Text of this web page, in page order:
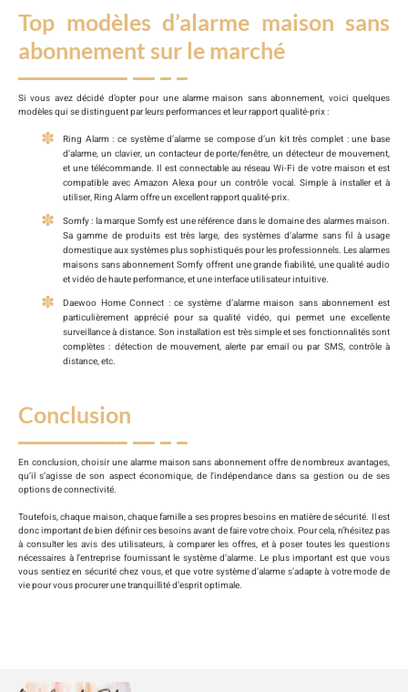
Top modèles d’alarme maison sans
abonnement sur le marché
Si vous avez décidé d’opter pour une alarme maison sans abonnement, voici quelques
modèles qui se distinguent par leurs performances et leur rapport qualité-prix :
Ring Alarm : ce système d’alarme se compose d’un kit très complet : une base
d’alarme, un clavier, un contacteur de porte/fenêtre, un détecteur de mouvement,
et une télécommande. Il est connectable au réseau Wi-Fi de votre maison et est
compatible avec Amazon Alexa pour un contrôle vocal. Simple à installer et à
utiliser, Ring Alarm offre un excellent rapport qualité-prix.
Somfy : la marque Somfy est une référence dans le domaine des alarmes maison.
Sa gamme de produits est très large, des systèmes d’alarme sans fil à usage
domestique aux systèmes plus sophistiqués pour les professionnels. Les alarmes
maisons sans abonnement Somfy offrent une grande fiabilité, une qualité audio
et vidéo de haute performance, et une interface utilisateur intuitive.
Daewoo Home Connect : ce système d’alarme maison sans abonnement est
particulièrement apprécié pour sa qualité vidéo, qui permet une excellente
surveillance à distance. Son installation est très simple et ses fonctionnalités sont
complètes : détection de mouvement, alerte par email ou par SMS, contrôle à
distance, etc.
Conclusion
En conclusion, choisir une alarme maison sans abonnement offre de nombreux avantages,
qu’il s’agisse de son aspect économique, de l’indépendance dans sa gestion ou de ses
options de connectivité.
Toutefois, chaque maison, chaque famille a ses propres besoins en matière de sécurité. Il est
donc important de bien définir ces besoins avant de faire votre choix. Pour cela, n’hésitez pas
à consulter les avis des utilisateurs, à comparer les offres, et à poser toutes les questions
nécessaires à l’entreprise fournissant le système d’alarme. Le plus important est que vous
vous sentiez en sécurité chez vous, et que votre système d’alarme s’adapte à votre mode de
vie pour vous procurer une tranquillité d’esprit optimale.